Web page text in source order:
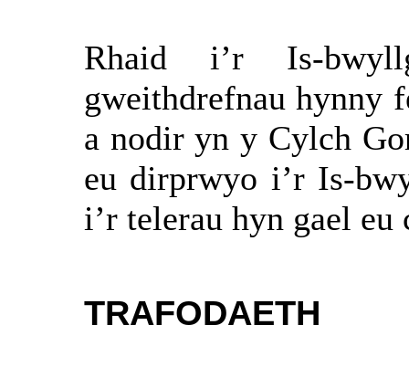
Rhaid i’r Is-
gweithdrefnau hynny
a nodir yn y Cylch
eu dirprwyo i’r Is-
i’r telerau hyn gael
TRAFODAETH